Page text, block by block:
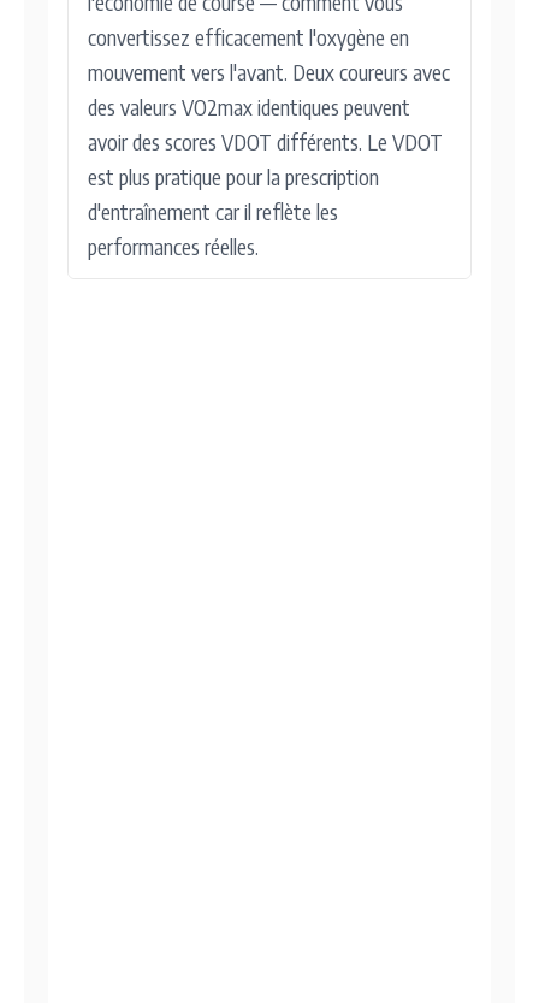
convertissez efficacement l'oxygène en
mouvement vers l'avant. Deux coureurs avec
des valeurs VO2max identiques peuvent
avoir des scores VDOT différents. Le VDOT
est plus pratique pour la prescription
d'entraînement car il reflète les
performances réelles.